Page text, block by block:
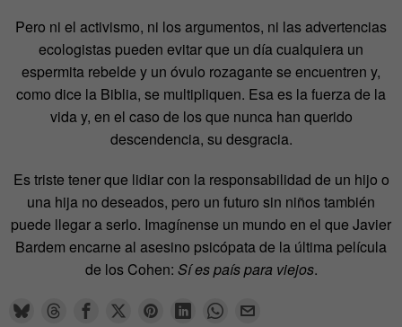
Pero ni el activismo, ni los argumentos, ni las advertencias
ecologistas pueden evitar que un día cualquiera un
espermita rebelde y un óvulo rozagante se encuentren y,
como dice la Biblia, se multipliquen. Esa es la fuerza de la
vida y, en el caso de los que nunca han querido
descendencia, su desgracia.
Es triste tener que lidiar con la responsabilidad de un hijo o
una hija no deseados, pero un futuro sin niños también
puede llegar a serlo. Imagínense un mundo en el que Javier
Bardem encarne al asesino psicópata de la última película
de los Cohen: Sí es país para viejos.